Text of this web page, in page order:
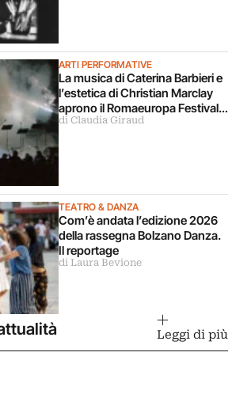
ARTI PERFORMATIVE
La musica di Caterina Barbieri e
l’estetica di Christian Marclay
aprono il Romaeuropa Festival
2026
di Claudia Giraud
TEATRO & DANZA
Com’è andata l’edizione 2026
della rassegna Bolzano Danza.
Il reportage
di Laura Bevione
Leggi di più